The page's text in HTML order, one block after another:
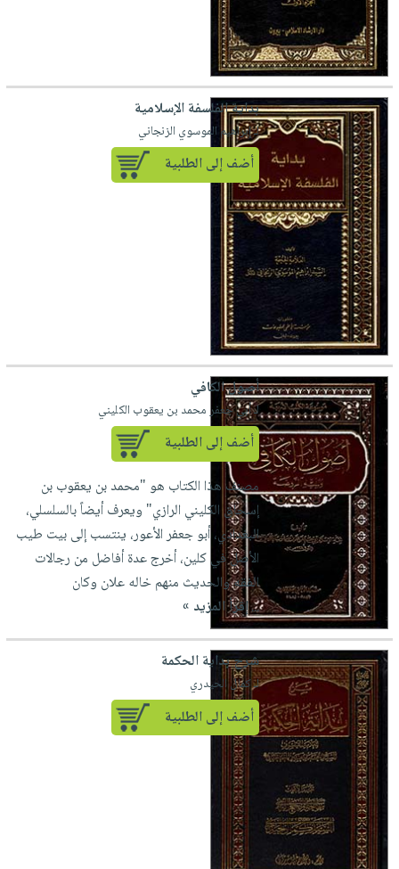
بداية الفلسفة الإسلامية
لـ إبراهيم الموسوي الزنجاني
أضف إلى الطلبية
أصول الكافي
لـ أبي جعفر محمد بن يعقوب الكليني
أضف إلى الطلبية
مصنف هذا الكتاب هو "محمد بن يعقوب بن
إسحاق الكليني الرازي" ويعرف أيضاً بالسلسلي،
البغدادي، أبو جعفر الأعور، ينتسب إلى بيت طيب
الأصل في كلين، أخرج عدة أفاضل من رجالات
الفقه والحديث منهم خاله علان وكان
...إقرأ المزيد »
شرح بداية الحكمة
لـ كمال الحيدري
أضف إلى الطلبية